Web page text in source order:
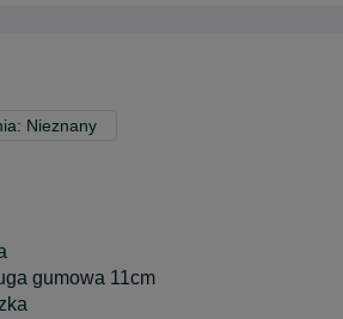
Nieznany
gumowa 11cm